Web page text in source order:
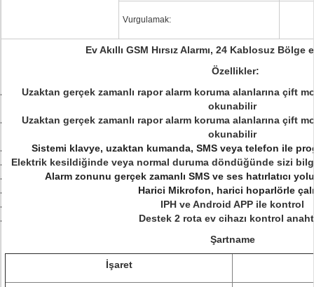
Vurgulamak:
Ev Akıllı GSM Hırsız Alarmı, 24 Kablosuz Bölge
Özellikler:
Uzaktan gerçek zamanlı rapor alarm koruma alanlarına çift
okunabilir
Uzaktan gerçek zamanlı rapor alarm koruma alanlarına çift
okunabilir
Sistemi klavye, uzaktan kumanda, SMS veya telefon ile
Elektrik kesildiğinde veya normal duruma döndüğünde sizi
Alarm zonunu gerçek zamanlı SMS ve ses hatırlatıcı
Harici Mikrofon, harici hoparlörle
IPH ve Android APP ile kontrol
Destek 2 rota ev cihazı kontrol
Şartname
İşaret